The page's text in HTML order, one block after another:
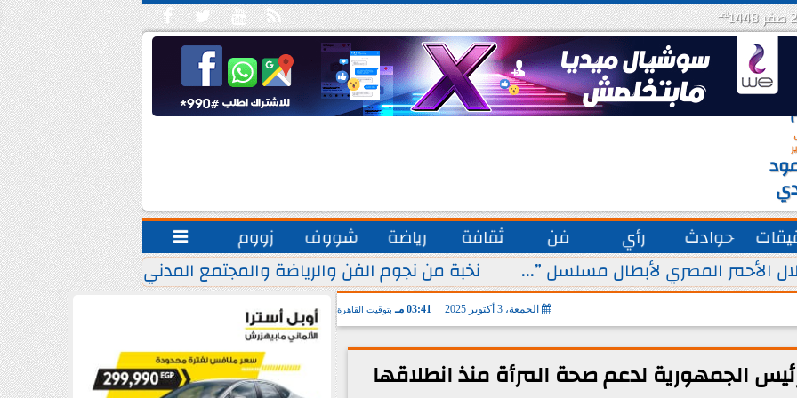
   

هـ
حوادث رأي فن ثقافة رياضة شووف زووم 
الأحمر المصري لأبطال مسلسل ”... نخبة من نجوم الفن والرياضة والمجتمع المدني.. يشاركون
الجمعة، 3 أكتوبر 2025 03:41 مـ بتوقيت القاهرة